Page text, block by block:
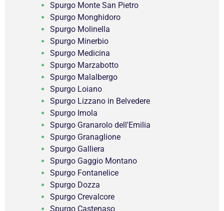
Spurgo Monte San Pietro
Spurgo Monghidoro
Spurgo Molinella
Spurgo Minerbio
Spurgo Medicina
Spurgo Marzabotto
Spurgo Malalbergo
Spurgo Loiano
Spurgo Lizzano in Belvedere
Spurgo Imola
Spurgo Granarolo dell'Emilia
Spurgo Granaglione
Spurgo Galliera
Spurgo Gaggio Montano
Spurgo Fontanelice
Spurgo Dozza
Spurgo Crevalcore
Spurgo Castenaso